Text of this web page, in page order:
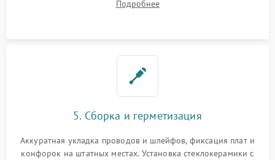
дорожек. Очистка контактов и замена поврежденной
Подробнее
5. Сборка и герметизация
Аккуратная укладка проводов и шлейфов, фиксация плат и
конфорок на штатных местах. Установка стеклокерамики с